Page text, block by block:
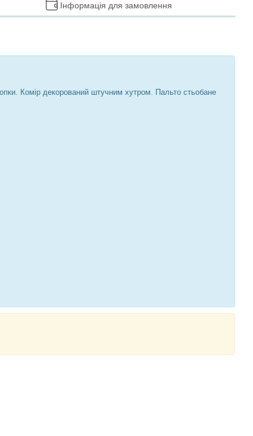
Інформація для замовлення
Комір декорований штучним хутром. Пальто стьобане